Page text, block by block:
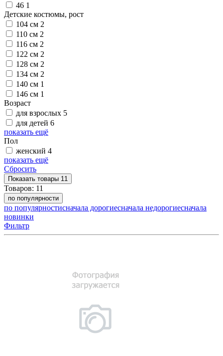
46 1
Детские костюмы, рост
104 см 2
110 см 2
116 см 2
122 см 2
128 см 2
134 см 2
140 см 1
146 см 1
Возраст
для взрослых 5
для детей 6
показать ещё
Пол
женский 4
показать ещё
Сбросить
Показать товары 11
Товаров: 11
по популярности
по популярностисначала дорогиесначала недорогиесначала
новинки
Фильтр